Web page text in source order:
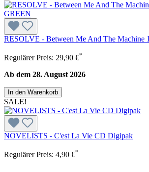
RESOLVE - Between Me And The Machine
Regulärer Preis: 29,90 €*
Ab dem 28. August 2026
In den Warenkorb
SALE!
NOVELISTS - C'est La Vie CD Digipak
Regulärer Preis: 4,90 €*